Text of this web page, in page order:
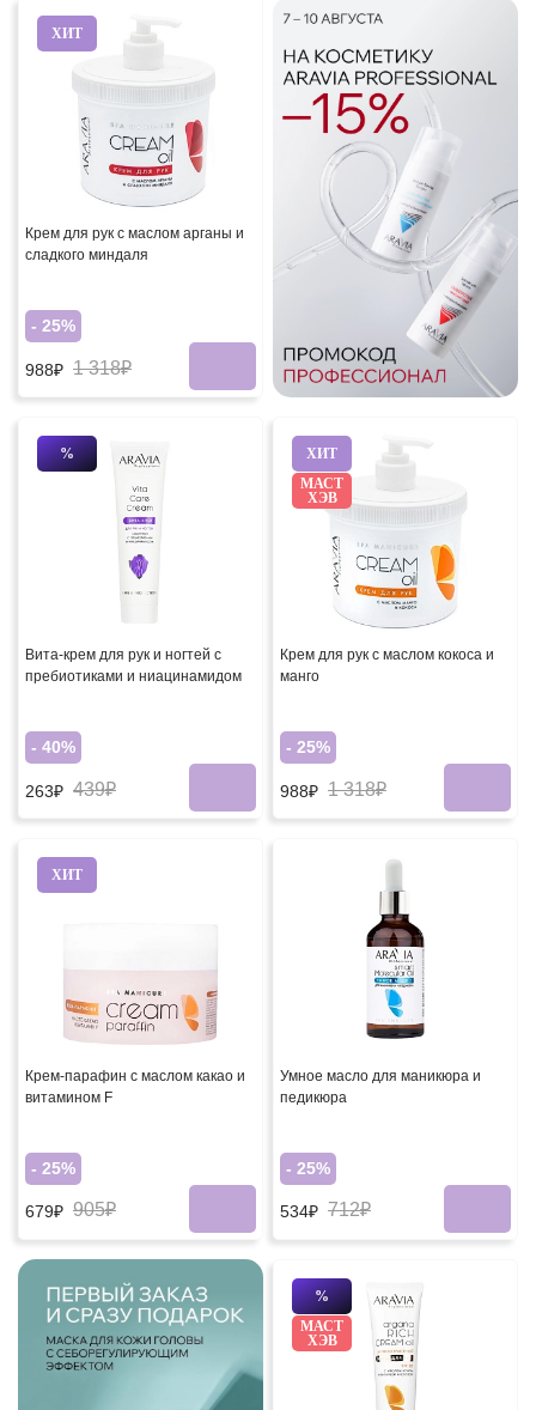
ХИТ
Крем для рук с маслом арганы и
сладкого миндаля
- 25%
988₽ 1 318₽
%
Вита-крем для рук и ногтей с
пребиотиками и ниацинамидом
- 40%
263₽ 439₽
ХИТ
МАСТ
ХЭВ
Крем для рук с маслом кокоса и
манго
- 25%
988₽ 1 318₽
ХИТ
Крем-парафин с маслом какао и
витамином F
- 25%
679₽ 905₽
Умное масло для маникюра и
педикюра
- 25%
534₽ 712₽
%
МАСТ
ХЭВ